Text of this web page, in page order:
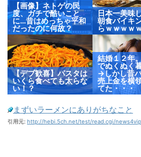
【画像】ネトゲの民
度、ガチで酷いこと
に…昔はめっちゃ平和
だったのに何故？
日本一美味
朝食バイキ
らｗｗｗｗｗ
【デブ歓喜】パスタは
いくら食べても太らな
い！？
結婚１２年
でぬくぬく
→しかし昔
売上金を横
てた・・・
まずいラーメンにありがちなこと
引用元: http://hebi.5ch.net/test/read.cgi/